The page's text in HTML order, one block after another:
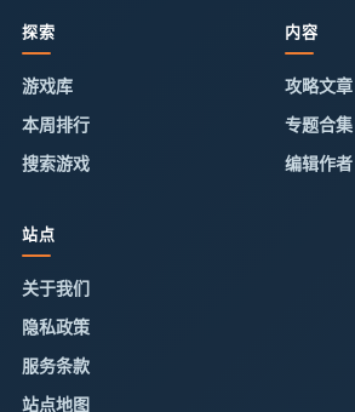
探索
游戏库
本周排行
搜索游戏
内容
攻略文章
专题合集
编辑作者
站点
关于我们
隐私政策
服务条款
站点地图